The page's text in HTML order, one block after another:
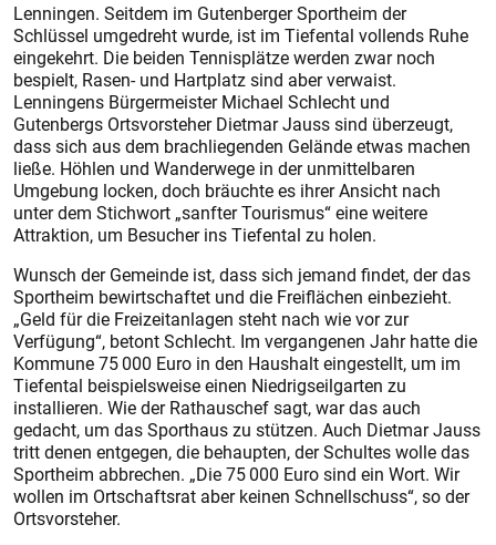
Lenningen. Seitdem im Gutenberger Sportheim der
Schlüssel umgedreht wurde, ist im Tiefental vol­lends Ruhe
eingekehrt. Die beiden Tennisplätze werden zwar noch
bespielt, Rasen- und Hartplatz sind aber verwaist.
Lenningens Bürgermeister Michael Schlecht und
Gutenbergs Ortsvorsteher Dietmar Jauss sind überzeugt,
dass sich aus dem brachliegenden Gelände etwas machen
ließe. Höhlen und Wanderwege in der unmittelbaren
Umgebung locken, doch bräuchte es ihrer Ansicht nach
unter dem Stichwort „sanfter Tourismus“ eine weitere
Attraktion, um Besucher ins Tiefental zu holen.
Wunsch der Gemeinde ist, dass sich jemand findet, der das
Sportheim bewirtschaftet und die Freiflächen einbezieht.
„Geld für die Freizeitanlagen steht nach wie vor zur
Verfügung“, betont Schlecht. Im vergangenen Jahr hatte die
Kommune 75 000 Euro in den Haushalt eingestellt, um im
Tiefental beispielsweise einen Niedrigseilgarten zu
installieren. Wie der Rathauschef sagt, war das auch
gedacht, um das Sporthaus zu stützen. Auch Dietmar Jauss
tritt denen entgegen, die behaupten, der Schultes wolle das
Sportheim abbrechen. „Die 75 000 Euro sind ein Wort. Wir
wollen im Ortschaftsrat aber keinen Schnellschuss“, so der
Ortsvorsteher.